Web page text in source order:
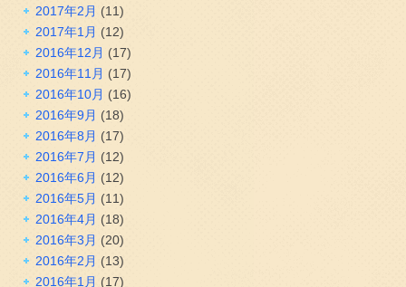
2017年2月 (11)
2017年1月 (12)
2016年12月 (17)
2016年11月 (17)
2016年10月 (16)
2016年9月 (18)
2016年8月 (17)
2016年7月 (12)
2016年6月 (12)
2016年5月 (11)
2016年4月 (18)
2016年3月 (20)
2016年2月 (13)
2016年1月 (17)